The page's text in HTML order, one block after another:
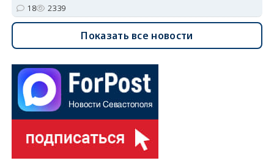
18 2339
Показать все новости